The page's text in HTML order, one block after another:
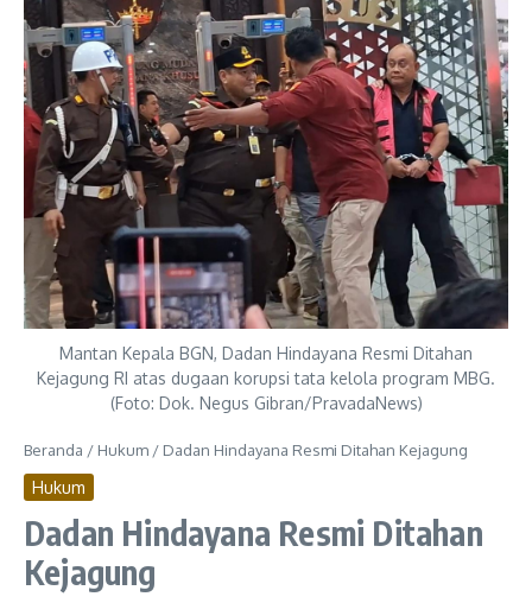
Mantan Kepala BGN, Dadan Hindayana Resmi Ditahan
Kejagung RI atas dugaan korupsi tata kelola program MBG.
(Foto: Dok. Negus Gibran/PravadaNews)
Beranda / Hukum / Dadan Hindayana Resmi Ditahan Kejagung
Hukum
Dadan Hindayana Resmi Ditahan
Kejagung